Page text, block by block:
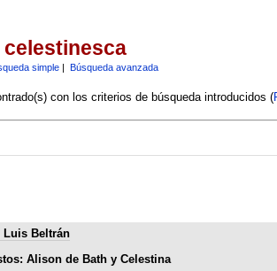
simple| Búsqueda avanzada
con los criterios de búsqueda introducidos (
Luis Beltrán
Alison de Bath y Celestina